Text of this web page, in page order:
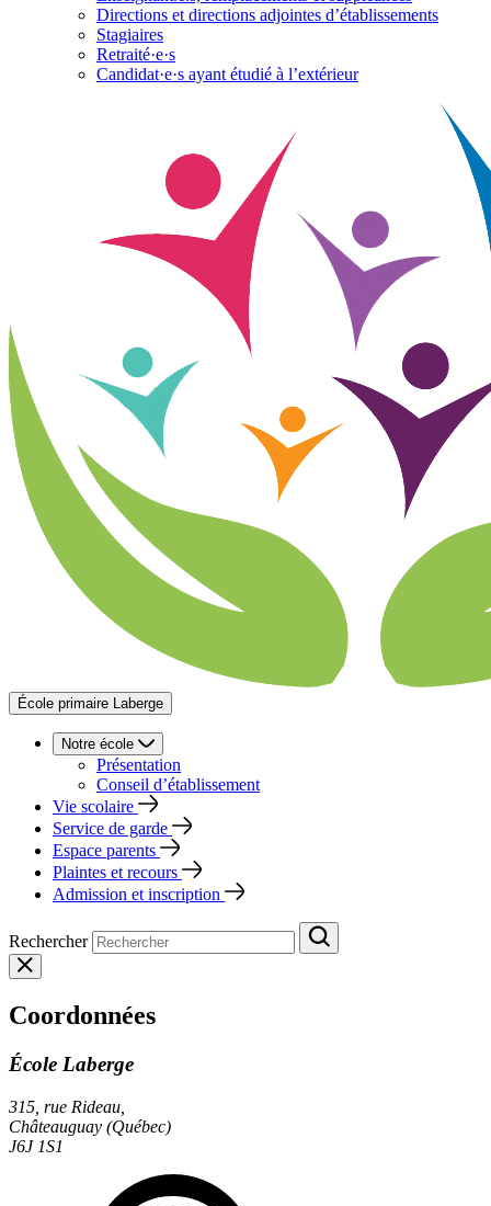
Directions et directions adjointes d’établissements
Stagiaires
Retraité·e·s
Candidat·e·s ayant étudié à l’extérieur
École primaire Laberge
Notre école
Présentation
Conseil d’établissement
Vie scolaire
Service de garde
Espace parents
Plaintes et recours
Admission et inscription
Rechercher
Coordonnées
École Laberge
315, rue Rideau,
Châteauguay (Québec)
J6J 1S1